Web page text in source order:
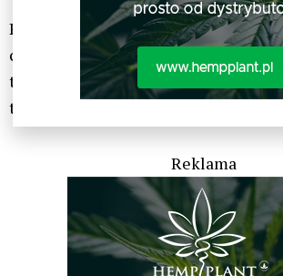
Pamiętaj, że rozcieńczenie śliny
czystość tylko przez pół godziny. Ale
to rozwiązanie na ostatnią chwilę,
to wszystko, czego potrzebujesz.
Reklama